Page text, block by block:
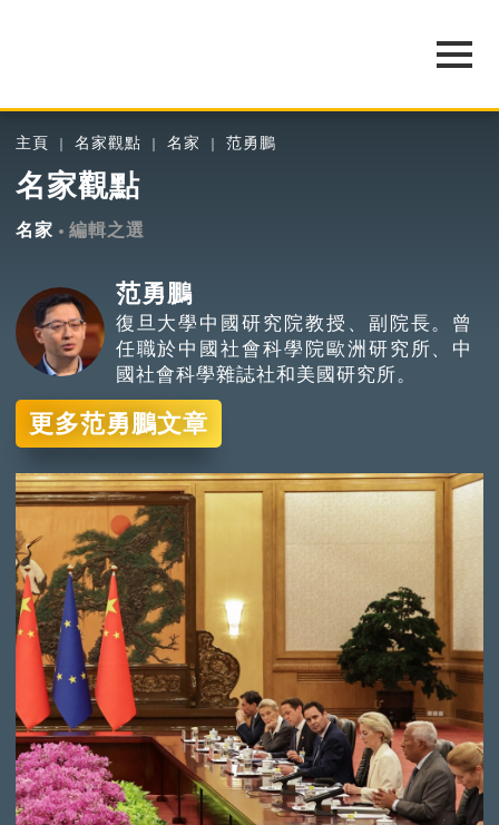
主頁 名家觀點 名家 范勇鵬
名家觀點
名家 編輯之選
范勇鵬
復旦大學中國研究院教授、副院長。曾
任職於中國社會科學院歐洲研究所、中
國社會科學雜誌社和美國研究所。
更多范勇鵬文章